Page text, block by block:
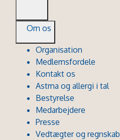
Om os
Organisation
Medlemsfordele
Kontakt os
Astma og allergi i tal
Bestyrelse
Medarbejdere
Presse
Vedtægter og regnskab